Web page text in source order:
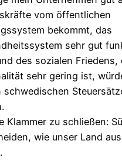
vom öffentlichen
bekommt, das
sehr gut
des sozialen Friedens,
sehr gering ist,
schwedischen
Klammer zu schließen:
wie unser Land